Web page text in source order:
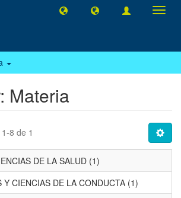
Materia
8 de 1
DE LA SALUD (1)
Y CIENCIAS DE LA CONDUCTA (1)